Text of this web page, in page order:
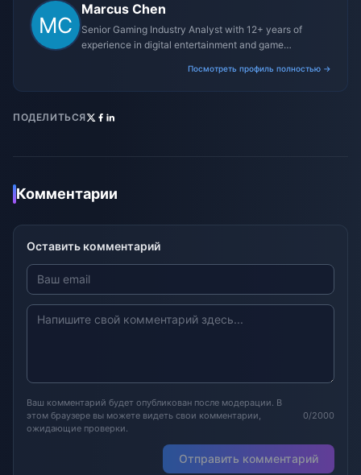
Marcus Chen
Senior Gaming Industry Analyst with 12+ years of
experience in digital entertainment and game
Посмотреть профиль полностью →
ПОДЕЛИТЬСЯ
Комментарии
Оставить комментарий
Ваш комментарий будет опубликован после модерации. В
этом браузере вы можете видеть свои комментарии,
ожидающие проверки.
0/2000
Отправить комментарий